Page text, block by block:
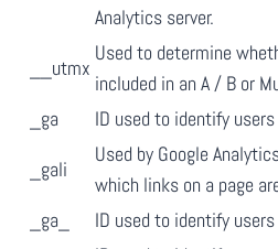
Analytics server.
__utmx
Used to determine
included in an A / B or
_ga
ID used to identify users
_gali
Used by Google
which links on a page
_ga_
ID used to identify users